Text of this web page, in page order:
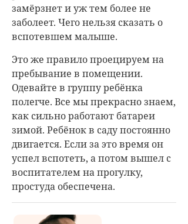
Постназальный синдром: почему
стекает слизь по носоглотке
ЧИТАТЬ МАТЕРИАЛ